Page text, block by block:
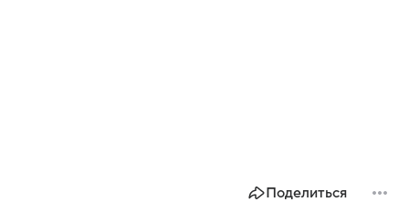
Поделиться